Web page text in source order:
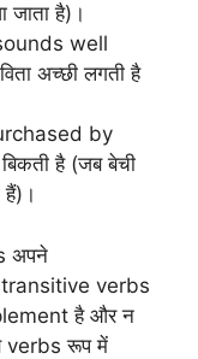
जाता है)।
well
अच्छी लगती है
by
है (जब बेची
हैं)।
अपने
verbs
है और न
verbs रूप में